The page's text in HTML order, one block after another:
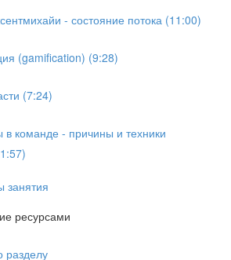
- состояние потока (11:00)
(gamification) (9:28)
(7:24)
в команде - причины и техники
занятия
ресурсами
разделу